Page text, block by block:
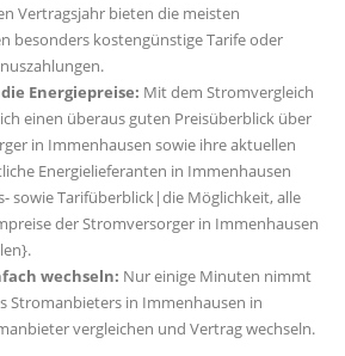
Vertragsjahr bieten die meisten
besonders kostengünstige Tarife oder
Energiepreise: Mit dem Stromvergleich
einen überaus guten Preisüberblick über
in Immenhausen sowie ihre aktuellen
Energielieferanten in Immenhausen
sowie Tarifüberblick|die Möglichkeit, alle
der Stromversorger in Immenhausen
wechseln: Nur einige Minuten nimmt
Stromanbieters in Immenhausen in
vergleichen und Vertrag wechseln.